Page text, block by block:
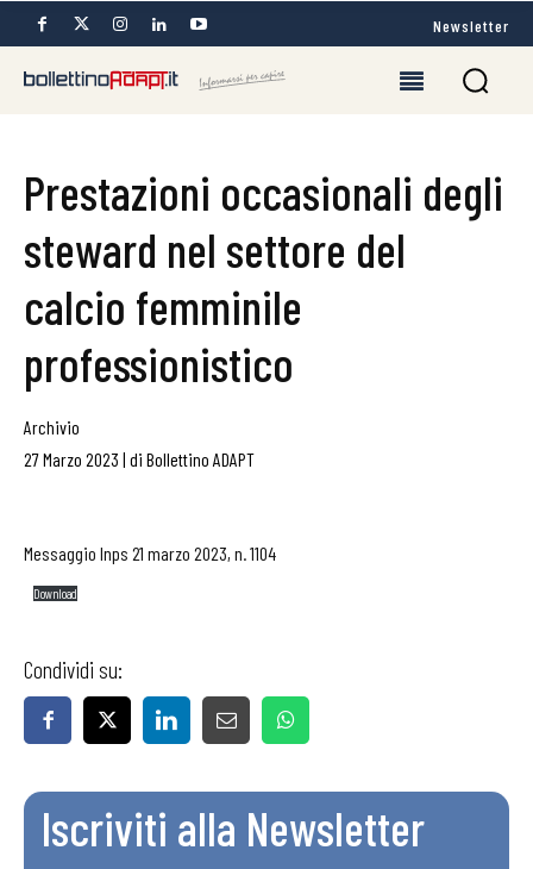
Newsletter
Prestazioni occasionali degli
steward nel settore del
calcio femminile
professionistico
Archivio
27 Marzo 2023 | di Bollettino ADAPT
Messaggio Inps 21 marzo 2023, n. 1104
Download
Condividi su:
Iscriviti alla Newsletter